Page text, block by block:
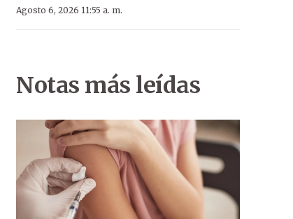
Agosto 6, 2026 11:55 a. m.
Notas más leídas